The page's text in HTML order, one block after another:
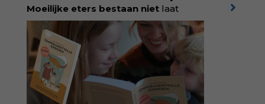
korting met code:
KIIND10
Moeilijke eters bestaan niet laat
kinderdiëtist en lactatiekundigeRolinde
Demeyer
zien wat er schuilgaat achter
eetgedrag dat ouders zorgen baart. Met
aandacht voor ontwikkeling,
neurodivergentie en medische oorzaken
helpt ze hardnekkige misverstanden los te
laten en maakt ze van eten weer een